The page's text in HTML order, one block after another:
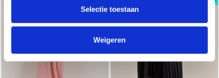
Selectie toestaan
Weigeren